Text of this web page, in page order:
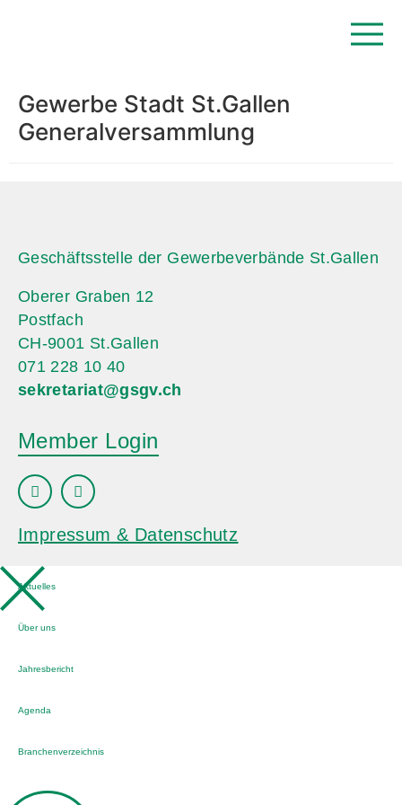
Gewerbe Stadt St.Gallen
Generalversammlung
Geschäftsstelle der Gewerbeverbände St.Gallen
Oberer Graben 12
Postfach
CH-9001 St.Gallen
071 228 10 40
sekretariat@gsgv.ch
Member Login
Impressum & Datenschutz
Aktuelles
Über uns
Jahresbericht
Agenda
Branchenverzeichnis